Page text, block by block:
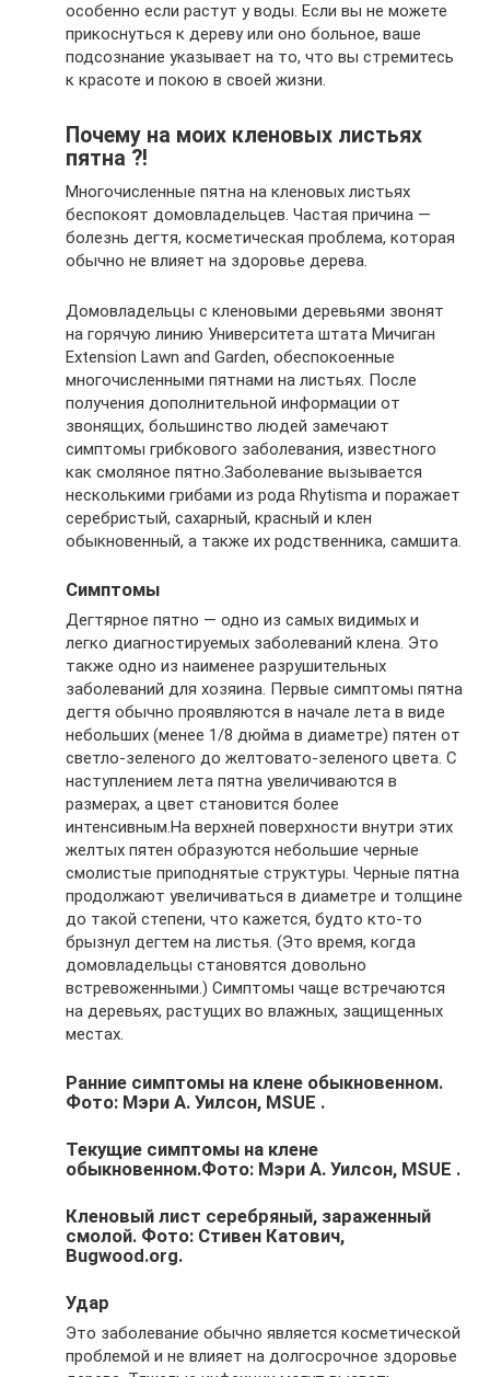
особенно если растут у воды. Если вы не можете
прикоснуться к дереву или оно больное, ваше
подсознание указывает на то, что вы стремитесь
к красоте и покою в своей жизни.
Почему на моих кленовых листьях
пятна ?!
Многочисленные пятна на кленовых листьях
беспокоят домовладельцев. Частая причина —
болезнь дегтя, косметическая проблема, которая
обычно не влияет на здоровье дерева.
Домовладельцы с кленовыми деревьями звонят
на горячую линию Университета штата Мичиган
Extension Lawn and Garden, обеспокоенные
многочисленными пятнами на листьях. После
получения дополнительной информации от
звонящих, большинство людей замечают
симптомы грибкового заболевания, известного
как смоляное пятно.Заболевание вызывается
несколькими грибами из рода Rhytisma и поражает
серебристый, сахарный, красный и клен
обыкновенный, а также их родственника, самшита.
Симптомы
Дегтярное пятно — одно из самых видимых и
легко диагностируемых заболеваний клена. Это
также одно из наименее разрушительных
заболеваний для хозяина. Первые симптомы пятна
дегтя обычно проявляются в начале лета в виде
небольших (менее 1/8 дюйма в диаметре) пятен от
светло-зеленого до желтовато-зеленого цвета. С
наступлением лета пятна увеличиваются в
размерах, а цвет становится более
интенсивным.На верхней поверхности внутри этих
желтых пятен образуются небольшие черные
смолистые приподнятые структуры. Черные пятна
продолжают увеличиваться в диаметре и толщине
до такой степени, что кажется, будто кто-то
брызнул дегтем на листья. (Это время, когда
домовладельцы становятся довольно
встревоженными.) Симптомы чаще встречаются
на деревьях, растущих во влажных, защищенных
местах.
Ранние симптомы на клене обыкновенном.
Фото: Мэри А. Уилсон, MSUE .
Текущие симптомы на клене
обыкновенном.Фото: Мэри А. Уилсон, MSUE .
Кленовый лист серебряный, зараженный
смолой. Фото: Стивен Катович,
Bugwood.org.
Удар
Это заболевание обычно является косметической
проблемой и не влияет на долгосрочное здоровье